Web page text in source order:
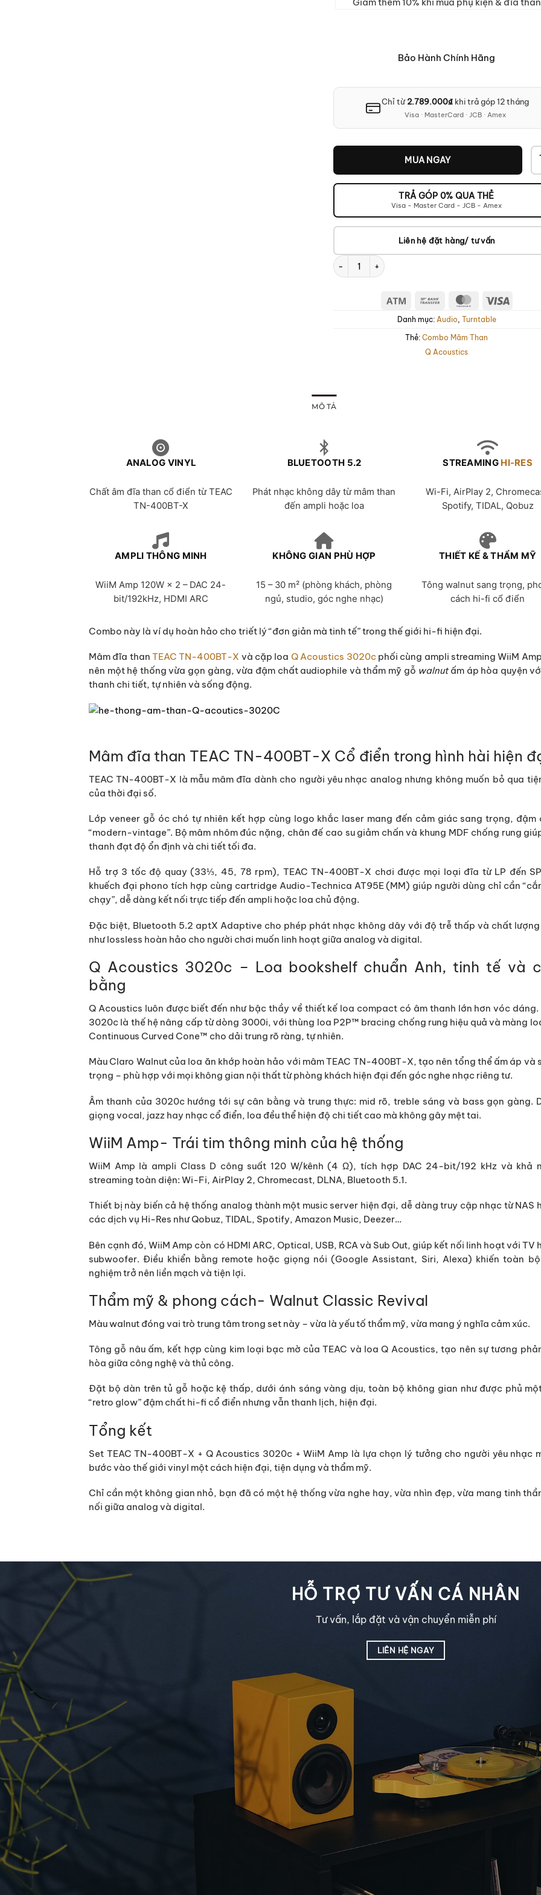
Giảm thêm 10% khi mua phụ kiện & đĩa than
Bảo Hành Chính Hãng
Chỉ từ 2.789.000₫khi trả góp 12 tháng
Visa · MasterCard · JCB · Amex
MUA NGAY
TRẢ GÓP 0% QUA THẺ
Visa - Master Card - JCB - Amex
Liên hệ đặt hàng/ tư vấn
Dàn Âm Thanh TEAC TN-400BT-X và Q Acoustics
Atm
Bank
Transfer
MasterCard
Visa
Danh mục: Audio Turntable
Thẻ: Combo Mâm Than
Q Acoustics
MÔ TẢ
ANALOG VINYL
Chất âm đĩa than cổ điển từ TEAC
TN-400BT-X
BLUETOOTH 5.2
Phát nhạc không dây từ mâm than
đến ampli hoặc loa
STREAMING HI-RES
Wi-Fi, AirPlay 2,
Spotify, TIDAL, Qobuz
AMPLI THÔNG MINH
WiiM Amp 120W × 2 – DAC 24-
bit/192kHz, HDMI ARC
KHÔNG GIAN PHÙ HỢP
15 – 30 m² (phòng khách, phòng
ngủ, studio, góc nghe nhạc)
THIẾT KẾ & THẨM MỸ
Tông walnut sang trọng,
cách hi-fi cổ điển
Combo này là ví dụ hoàn hảo cho triết lý “đơn giản mà tinh tế” trong thế giới hi-fi hiện đại.
Mâm đĩa thanTEAC TN-400BT-X và cặp loa Q Acoustics 3020cphối cùng ampli streamingWiiM
nên một hệ thống vừa gọn gàng, vừa đậm chất audiophile và thẩm mỹ gỗ walnutấm áp hòa quyện
thanh chi tiết, tự nhiên và sống động.
Mâm đĩa than TEAC TN-400BT-X Cổ điển trong hình hài hiện
TEAC TN-400BT-X là mẫu mâm đĩa dành cho người yêu nhạc analog nhưng không muốn bỏ qua
của thời đại số.
Lớp veneer gỗ óc chó tự nhiên kết hợp cùng logo khắc laser mang đến cảm giác sang trọng, đậm
“modern-vintage”. Bộ mâm nhôm đúc nặng, chân đế cao su giảm chấn và khung MDF chống rung
thanh đạt độ ổn định và chi tiết tối đa.
Hỗ trợ 3 tốc độ quay (33⅓, 45, 78 rpm), TEAC TN-400BT-X chơi được mọi loại đĩa từ LP đến
khuếch đại phono tích hợp cùng cartridge Audio-Technica AT95E (MM) giúp người dùng chỉ cần
chạy”, dễ dàng kết nối trực tiếp đến ampli hoặc loa chủ động.
Đặc biệt, Bluetooth 5.2 aptX Adaptive cho phép phát nhạc không dây với độ trễ thấp và chất
như lossless hoàn hảo cho người chơi muốn linh hoạt giữa analog và digital.
Q Acoustics 3020c – Loa bookshelf chuẩn Anh, tinh tế và
bằng
Q Acoustics luôn được biết đến như bậc thầy về thiết kế loa compact có âm thanh lớn hơn vóc dáng.
3020c là thế hệ nâng cấp từ dòng 3000i, với thùng loa P2P™ bracing chống rung hiệu quả và màng
Continuous Curved Cone™ cho dải trung rõ ràng, tự nhiên.
MàuClaro Walnutcủa loa ăn khớp hoàn hảo với mâm TEAC TN-400BT-X, tạo nên tổng thể ấm áp và
trọng – phù hợp với mọi không gian nội thất từ phòng khách hiện đại đến góc nghe nhạc riêng tư.
Âm thanh của 3020c hướng tới sự cân bằng và trung thực: mid rõ, treble sáng và bass gọn gàng.
giọng vocal, jazz hay nhạc cổ điển, loa đều thể hiện độ chi tiết cao mà không gây mệt tai.
WiiM Amp- Trái tim thông minh của hệ thống
WiiM Amp là ampli Class D công suất120 W/kênh (4 Ω), tích hợp DAC 24-bit/192 kHz và khả
streaming toàn diện: Wi-Fi, AirPlay 2, Chromecast, DLNA, Bluetooth 5.1.
Thiết bị này biến cả hệ thống analog thành một music server hiện đại, dễ dàng truy cập nhạc từ NAS
các dịch vụ Hi-Res như Qobuz, TIDAL, Spotify, Amazon Music, Deezer…
Bên cạnh đó, WiiM Amp còn có HDMI ARC, Optical, USB, RCA và Sub Out, giúp kết nối linh hoạt với TV
subwoofer. Điều khiển bằng remote hoặc giọng nói (Google Assistant, Siri, Alexa) khiến toàn
nghiệm trở nên liền mạch và tiện lợi.
Thẩm mỹ & phong cách- Walnut Classic Revival
Màuwalnut đóng vai trò trung tâm trong set này – vừa là yếu tố thẩm mỹ, vừa mang ý nghĩa cảm xúc.
Tông gỗ nâu ấm, kết hợp cùng kim loại bạc mờ của TEAC và loa Q Acoustics, tạo nên sự tương
hòa giữa công nghệ và thủ công.
Đặt bộ dàn trên tủ gỗ hoặc kệ thấp, dưới ánh sáng vàng dịu, toàn bộ không gian như được phủ
“retro glow” đậm chất hi-fi cổ điển nhưng vẫn thanh lịch, hiện đại.
Tổng kết
Set TEAC TN-400BT-X + Q Acoustics 3020c + WiiM Amp là lựa chọn lý tưởng cho người yêu nhạc
bước vào thế giới vinyl một cách hiện đại, tiện dụng và thẩm mỹ.
Chỉ cần một không gian nhỏ, bạn đã có một hệ thống vừa nghe hay, vừa nhìn đẹp, vừa mang tinh
nối giữa analog và digital.
HỖ TRỢ TƯ VẤN CÁ NHÂN
Tư vấn, lắp đặt và vận chuyển miễn phí
LIÊN HỆ NGAY